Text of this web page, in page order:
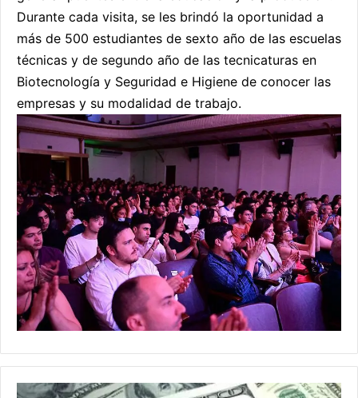
Durante cada visita, se les brindó la oportunidad a
más de 500 estudiantes de sexto año de las escuelas
técnicas y de segundo año de las tecnicaturas en
Biotecnología y Seguridad e Higiene de conocer las
empresas y su modalidad de trabajo.